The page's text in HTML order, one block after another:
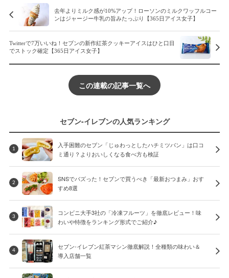
去年よりミルク感が10%アップ！ローソンのミルクワッフルコー
ンはジャージー牛乳の旨みたっぷり【365日アイス女子】
Twitterで7万いいね！セブンの新作紅茶クッキーアイスはひと口目
でストック確定【365日アイス女子】
この連載の記事一覧へ
セブン-イレブンの人気ランキング
1
入手困難のセブン「じゅわっとしたハチミツパン」は口コ
ミ通り？よりおいしくなる食べ方も検証
2
SNSでバズった！セブンで買うべき「最新おつまみ」おす
すめ8選
3
コンビニ大手3社の「冷凍フルーツ」を徹底レビュー！味
わいや特徴をランキング形式でご紹介♪
4
セブン-イレブン紅茶マシン徹底解説！全種類の味わい＆
導入店舗一覧